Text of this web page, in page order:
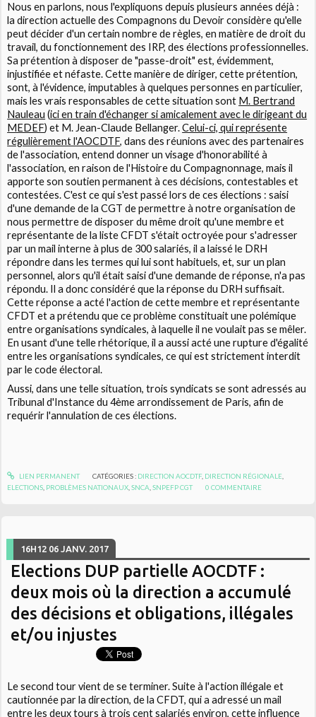
Nous en parlons, nous l'expliquons depuis plusieurs années déjà :
la direction actuelle des Compagnons du Devoir considère qu'elle
peut décider d'un certain nombre de règles, en matière de droit du
travail, du fonctionnement des IRP, des élections professionnelles.
Sa prétention à disposer de "passe-droit" est, évidemment,
injustifiée et néfaste. Cette manière de diriger, cette prétention,
sont, à l'évidence, imputables à quelques personnes en particulier,
mais les vrais responsables de cette situation sont M. Bertrand
Nauleau (ici en train d'échanger si amicalement avec le dirigeant du
MEDEF) et M. Jean-Claude Bellanger.Celui-ci, qui représente
régulièrement l'AOCDTF, dans des réunions avec des partenaires
de l'association, entend donner un visage d'honorabilité à
l'association, en raison de l'Histoire du Compagnonnage, mais il
apporte son soutien permanent à ces décisions, contestables et
contestées. C'est ce qui s'est passé lors de ces élections : saisi
d'une demande de la CGT de permettre à notre organisation de
nous permettre de disposer du même droit qu'une membre et
représentante de la liste CFDT s'était octroyée pour s'adresser
par un mail interne à plus de 300 salariés, il a laissé le DRH
répondre dans les termes qui lui sont habituels, et, sur un plan
personnel, alors qu'il était saisi d'une demande de réponse, n'a pas
répondu. Il a donc considéré que la réponse du DRH suffisait.
Cette réponse a acté l'action de cette membre et représentante
CFDT et a prétendu que ce problème constituait une polémique
entre organisations syndicales, à laquelle il ne voulait pas se mêler.
En usant d'une telle rhétorique, il a aussi acté une rupture d'égalité
entre les organisations syndicales, ce qui est strictement interdit
par le code électoral.
Aussi, dans une telle situation, trois syndicats se sont adressés au
Tribunal d'Instance du 4ème arrondissement de Paris, afin de
requérir l'annulation de ces élections.
LIEN PERMANENT CATÉGORIES : DIRECTION AOCDTF, DIRECTION RÉGIONALE,
ELECTIONS PROBLÈMES NATIONAUX ,SNCA ,SNPEFP CGT 0 COMMENTAIRE
16H12 06 JANV. 2017
Elections DUP partielle AOCDTF :
deux mois où la direction a accumulé
des décisions et obligations, illégales
et/ou injustes
Le second tour vient de se terminer. Suite à l'action illégale et
cautionnée par la direction, de la CFDT, qui a adressé un mail
entre les deux tours à trois cent salariés environ, cette influence